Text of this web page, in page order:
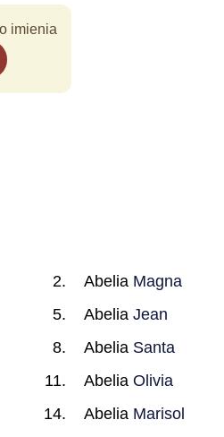
imienia
Abelia Magna
Abelia Jean
Abelia Santa
Abelia Olivia
Abelia Marisol